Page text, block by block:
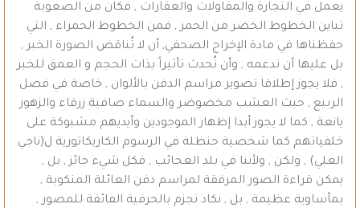
يعمل في التجارة والمقاولات والعقارات , فكان من الصعوبة
تباين الخطوط الخضر من الحمر , فمن الخطوط الحمراء , التي
حفظناها في مادة الإخراج الصحفي, أن لا تُناقض الصورة الخبر ,
بل عليها أن تدعمه , وأن تُحدث تأثيراً بذات الحجم و العمق للخبر
, فلا يجوز إطلاقا تصوير مراسم الدفن بالألوان , خاصة في فصل
الربيع , حيث العشب مخضوضر والسماء صافية زرقاء والزهور
يانعة , كما لا يجوز أبدا إظهار الموجودين وأيديهم مشبوكة على
خلفياتهم كما شخصية حنظلة في الرسوم الكاريكاتورية ل(ناجي
العلي) , ولكن , ولأننا في بلد العجائب , فكل شيء جائز , بل ,
يمكن قراءة الصور المرفقة لمراسم دفن العائلة المنكوبة ,
بمأساوية عظيمة , بل , نكاد نجزم بالحرفية الفائقة للمصور ,